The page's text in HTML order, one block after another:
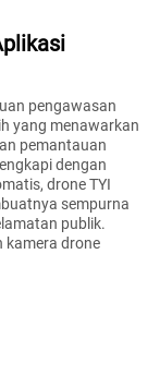
pengawasan
yang menawarkan
pemantauan
dengan
drone TYI
sempurna
publik.
kamera drone